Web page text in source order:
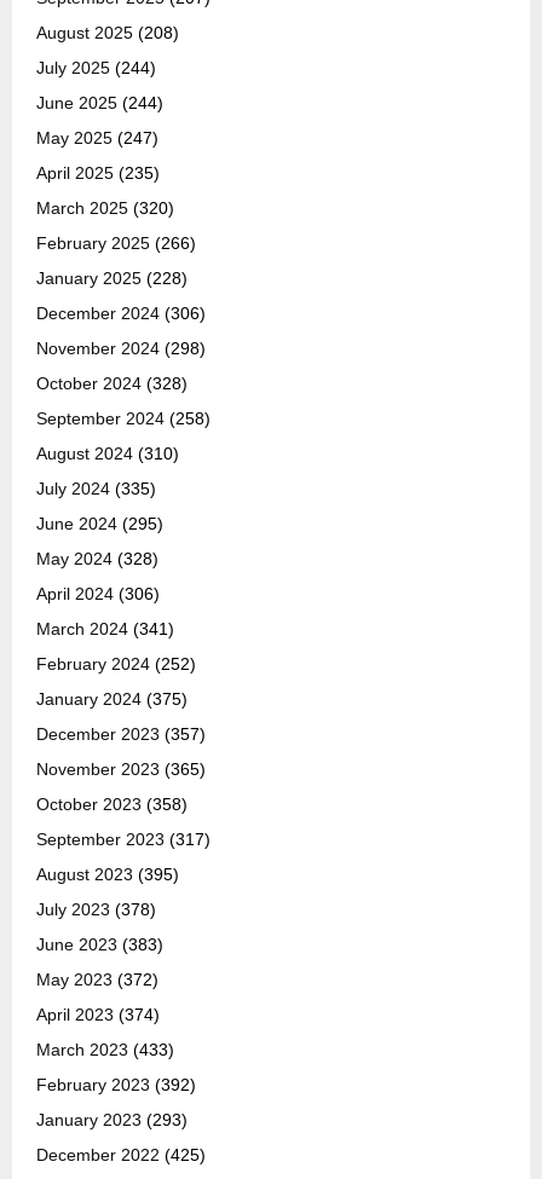
August 2025 (208)
July 2025 (244)
June 2025 (244)
May 2025 (247)
April 2025 (235)
March 2025 (320)
February 2025 (266)
January 2025 (228)
December 2024 (306)
November 2024 (298)
October 2024 (328)
September 2024 (258)
August 2024 (310)
July 2024 (335)
June 2024 (295)
May 2024 (328)
April 2024 (306)
March 2024 (341)
February 2024 (252)
January 2024 (375)
December 2023 (357)
November 2023 (365)
October 2023 (358)
September 2023 (317)
August 2023 (395)
July 2023 (378)
June 2023 (383)
May 2023 (372)
April 2023 (374)
March 2023 (433)
February 2023 (392)
January 2023 (293)
December 2022 (425)